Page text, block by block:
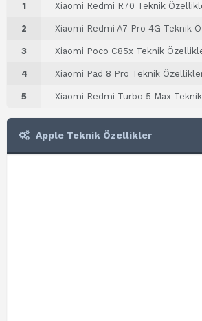
1 Xiaomi Redmi R70 Teknik
2 Xiaomi Redmi A7 Pro 4G Teknik
3 Xiaomi Poco C85x Teknik
4 Xiaomi Pad 8 Pro Teknik
5 Xiaomi Redmi Turbo 5 Max
Apple Teknik Özellikler